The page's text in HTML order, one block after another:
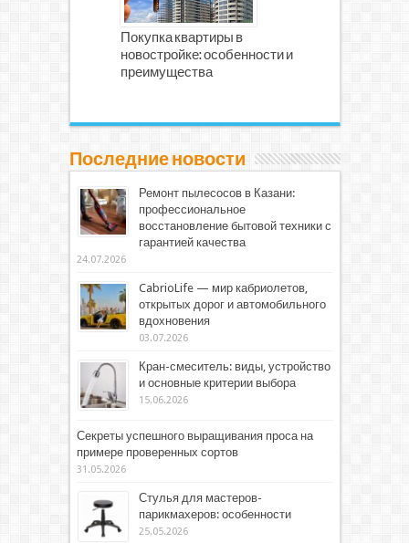
Покупка квартиры в
новостройке: особенности и
преимущества
Последние новости
Ремонт пылесосов в Казани:
профессиональное
восстановление бытовой техники с
гарантией качества
24.07.2026
CabrioLife — мир кабриолетов,
открытых дорог и автомобильного
вдохновения
03.07.2026
Кран-смеситель: виды, устройство
и основные критерии выбора
15.06.2026
Секреты успешного выращивания проса на
примере проверенных сортов
31.05.2026
Стулья для мастеров-
парикмахеров: особенности
25.05.2026